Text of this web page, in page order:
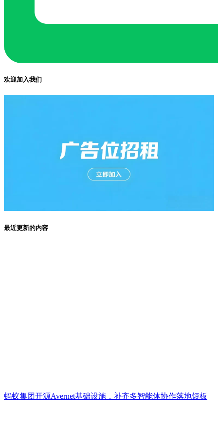
欢迎加入我们
最近更新的内容
蚂蚁集团开源Avernet基础设施，补齐多智能体协作落地短板